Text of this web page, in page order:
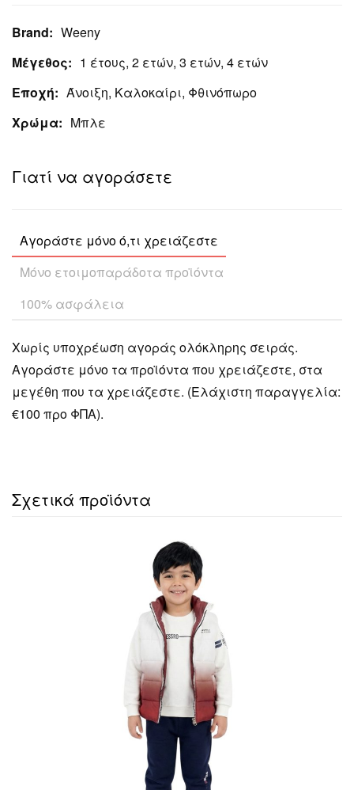
Brand: Weeny
Μέγεθος: 1 έτους, 2 ετών, 3 ετών, 4 ετών
Εποχή: Άνοιξη, Καλοκαίρι, Φθινόπωρο
Χρώμα: Μπλε
Γιατί να αγοράσετε
Αγοράστε μόνο ό,τι χρειάζεστε
Μόνο ετοιμοπαράδοτα προϊόντα
100% ασφάλεια
Χωρίς υποχρέωση αγοράς ολόκληρης σειράς.
Αγοράστε μόνο τα προϊόντα που χρειάζεστε, στα
μεγέθη που τα χρειάζεστε. (Ελάχιστη παραγγελία:
€100 προ ΦΠΑ).
Σχετικά προϊόντα